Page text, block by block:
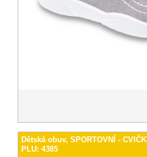
Dětská obuv, SPORTOVNÍ -
PLU: 4385